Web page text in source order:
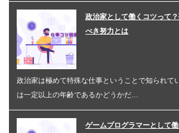
政治家として働くコツって
べき努力とは
政治家は極めて特殊な仕事ということで知られて
は一定以上の年齢であるかどうかだ…
ゲームプログラマーとして